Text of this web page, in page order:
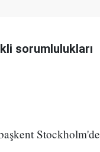
sorumlulukları
Stockholm'de